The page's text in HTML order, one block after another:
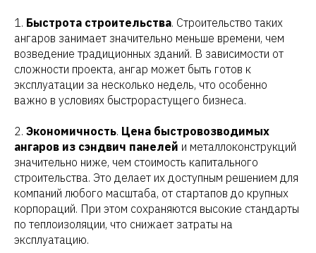
1. Быстрота строительства. Строительство таких
ангаров занимает значительно меньше времени, чем
возведение традиционных зданий. В зависимости от
сложности проекта, ангар может быть готов к
эксплуатации за несколько недель, что особенно
важно в условиях быстрорастущего бизнеса.
2. Экономичность. Цена быстровозводимых
ангаров из сэндвич панелей и металлоконструкций
значительно ниже, чем стоимость капитального
строительства. Это делает их доступным решением для
компаний любого масштаба, от стартапов до крупных
корпораций. При этом сохраняются высокие стандарты
по теплоизоляции, что снижает затраты на
эксплуатацию.